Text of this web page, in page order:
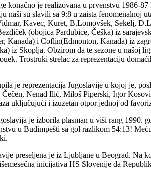
je realizovana u prvenstvu 1986-
naši su slavili sa 9:8 u zaista
Kavec, Kuret, B.Lomovšek, Sekelj,
(obojica Pardubice, Češka) iz
Kanada) i Coflin(Edmonton, Kanada) iz
iz Skoplja. Obzirom da te sezone u našoj
Trostruki strelac za reprezentaciju
je reprezentacija Jugoslavije u kojoj je,
Nenad Ilić, Miloš Piperski, Igor
uključujući i izuzetan otpor jednoj od
je izborila plasman u viši rang 1990.
u Budimpešti sa gol razlikom 54:13!
preseljena je iz Ljubljane u Beograd. Na
inicijativa HS Slovenije da